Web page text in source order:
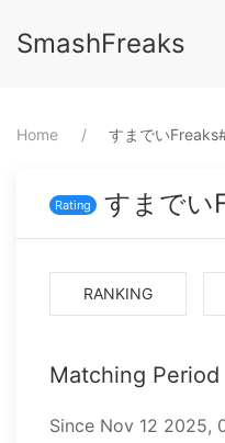
SmashFreaks
Home すまでい
Rating すまでい
RANKING
Matching Period
Since ⁨Nov 12 2025,